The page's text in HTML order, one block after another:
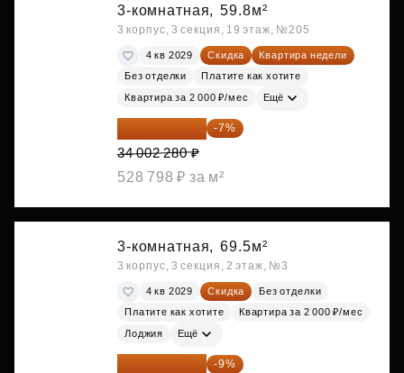
3-комнатная, 59.8м²
3 корпус, 3 секция, 19 этаж, №205
4 кв 2029 Скидка
Квартира недели
Без отделки
Платите как хотите
Квартира за 2 000 ₽/мес Ещё
31 622 120 ₽ -7%
34 002 280 ₽
528 798 ₽ за м²
3-комнатная, 69.5м²
3 корпус, 3 секция, 2 этаж, №3
4 кв 2029 Скидка
Без отделки
Платите как хотите
Квартира за 2 000 ₽/мес
Лоджия Ещё
31 723 692 ₽ -9%